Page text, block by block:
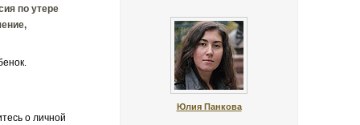
Юлия Панкова
по утере
о личной